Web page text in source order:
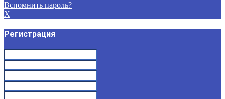
Вспомнить пароль?
X
Регистрация